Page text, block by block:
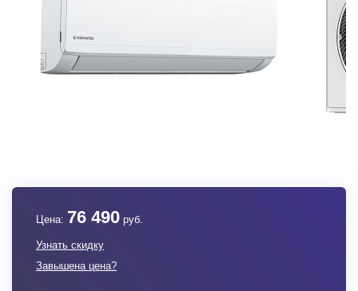
Цена: 76 490 руб.
Узнать скидку
Завышена цена?